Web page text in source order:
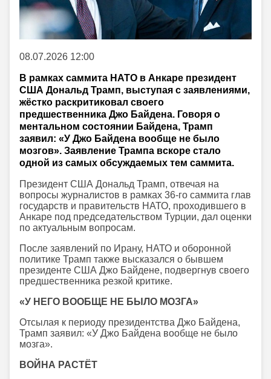
08.07.2026 12:00
В рамках саммита НАТО в Анкаре президент
США Дональд Трамп, выступая с заявлениями,
жёстко раскритиковал своего
предшественника Джо Байдена. Говоря о
ментальном состоянии Байдена, Трамп
заявил: «У Джо Байдена вообще не было
мозгов». Заявление Трампа вскоре стало
одной из самых обсуждаемых тем саммита.
Президент США Дональд Трамп, отвечая на
вопросы журналистов в рамках 36-го саммита глав
государств и правительств НАТО, проходившего в
Анкаре под председательством Турции, дал оценки
по актуальным вопросам.
После заявлений по Ирану, НАТО и оборонной
политике Трамп также высказался о бывшем
президенте США Джо Байдене, подвергнув своего
предшественника резкой критике.
«У НЕГО ВООБЩЕ НЕ БЫЛО МОЗГА»
Отсылая к периоду президентства Джо Байдена,
Трамп заявил: «У Джо Байдена вообще не было
мозга».
ВОЙНА РАСТЁТ